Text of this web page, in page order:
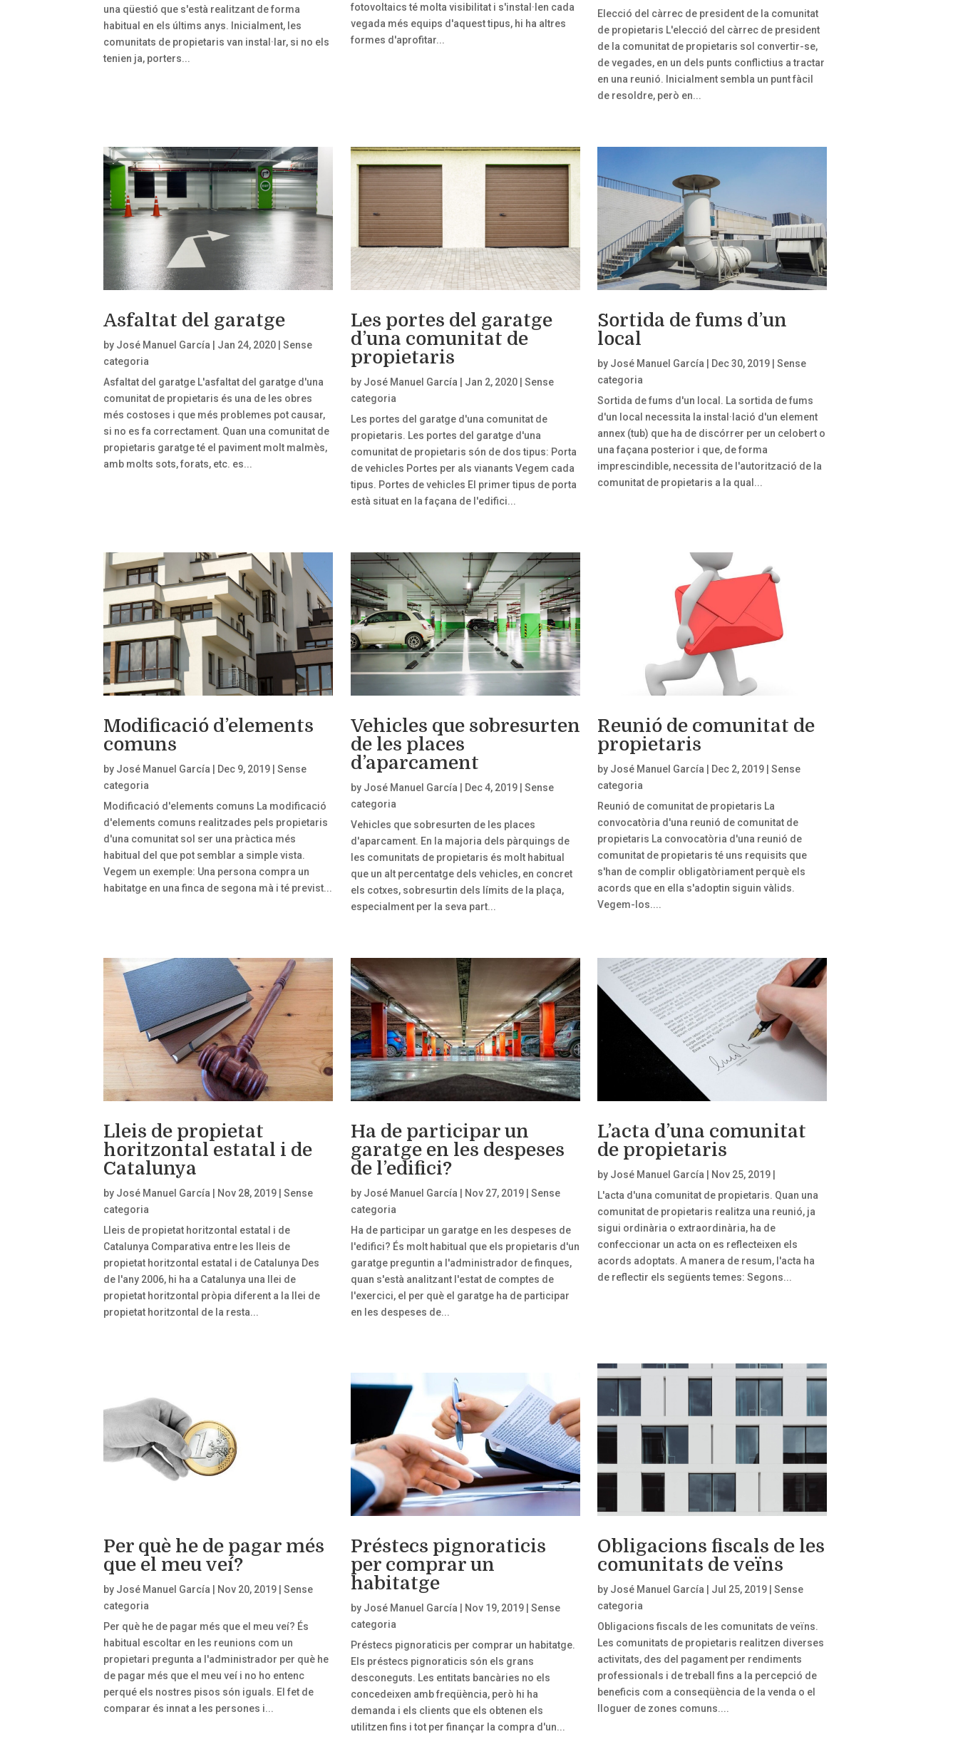
una qüestió que s'està realitzant de forma
habitual en els últims anys. Inicialment, les
comunitats de propietaris van instal·lar, si no els
tenien ja, porters...
fotovoltaics té molta visibilitat i s'instal·len cada
vegada més equips d'aquest tipus, hi ha altres
formes d'aprofitar...
Elecció del càrrec de president de la comunitat
de propietaris L'elecció del càrrec de president
de la comunitat de propietaris sol convertir-se,
de vegades, en un dels punts conflictius a tractar
en una reunió. Inicialment sembla un punt fàcil
de resoldre, però en...
Asfaltat del garatge
by José Manuel García Jan 24, 2020 |Sense
categoria
Asfaltat del garatge L'asfaltat del garatge d'una
comunitat de propietaris és una de les obres
més costoses i que més problemes pot causar,
si no es fa correctament. Quan una comunitat de
propietaris garatge té el paviment molt malmès,
amb molts sots, forats, etc. es...
Les portes del garatge
d’una comunitat de
propietaris
by José Manuel García Jan 2, 2020| Sense
categoria
Les portes del garatge d'una comunitat de
propietaris. Les portes del garatge d'una
comunitat de propietaris són de dos tipus: Porta
de vehicles Portes per als vianants Vegem cada
tipus. Portes de vehicles El primer tipus de porta
està situat en la façana de l'edifici...
Sortida de fums d’un
local
by José Manuel García Dec 30, 2019 |Sense
categoria
Sortida de fums d'un local. La sortida de fums
d'un local necessita la instal·lació d'un element
annex (tub) que ha de discórrer per un celobert o
una façana posterior i que, de forma
imprescindible, necessita de l'autorització de la
comunitat de propietaris a la qual...
Modificació d’elements
comuns
by José Manuel García Dec 9, 2019 |Sense
categoria
Modificació d'elements comuns La modificació
d'elements comuns realitzades pels propietaris
d'una comunitat sol ser una pràctica més
habitual del que pot semblar a simple vista.
Vegem un exemple: Una persona compra un
habitatge en una finca de segona mà i té previst...
Vehicles que sobresurten
de les places
d’aparcament
by José Manuel García Dec 4, 2019| Sense
categoria
Vehicles que sobresurten de les places
d'aparcament. En la majoria dels pàrquings de
les comunitats de propietaris és molt habitual
que un alt percentatge dels vehicles, en concret
els cotxes, sobresurtin dels límits de la plaça,
especialment per la seva part...
Reunió de comunitat de
propietaris
by José Manuel García Dec 2, 2019 |Sense
categoria
Reunió de comunitat de propietaris La
convocatòria d'una reunió de comunitat de
propietaris La convocatòria d'una reunió de
comunitat de propietaris té uns requisits que
s'han de complir obligatòriament perquè els
acords que en ella s'adoptin siguin vàlids.
Vegem-los....
Lleis de propietat
horitzontal estatal i de
Catalunya
by José Manuel García Nov 28, 2019 |Sense
categoria
Lleis de propietat horitzontal estatal i de
Catalunya Comparativa entre les lleis de
propietat horitzontal estatal i de Catalunya Des
de l'any 2006, hi ha a Catalunya una llei de
propietat horitzontal pròpia diferent a la llei de
propietat horitzontal de la resta...
Ha de participar un
garatge en les despeses
de l’edifici?
by José Manuel García Nov 27, 2019| Sense
categoria
Ha de participar un garatge en les despeses de
l'edifici? És molt habitual que els propietaris d'un
garatge preguntin a l'administrador de finques,
quan s'està analitzant l'estat de comptes de
l'exercici, el per què el garatge ha de participar
en les despeses de...
L’acta d’una comunitat
de propietaris
by José Manuel García Nov 25, 2019
L'acta d'una comunitat de propietaris. Quan una
comunitat de propietaris realitza una reunió, ja
sigui ordinària o extraordinària, ha de
confeccionar un acta on es reflecteixen els
acords adoptats. A manera de resum, l'acta ha
de reflectir els següents temes: Segons...
Per què he de pagar més
que el meu veí?
by José Manuel García Nov 20, 2019 |Sense
categoria
Per què he de pagar més que el meu veí? És
habitual escoltar en les reunions com un
propietari pregunta a l'administrador per què he
de pagar més que el meu veí i no ho entenc
perqué els nostres pisos són iguals. El fet de
comparar és innat a les persones i...
Préstecs pignoraticis
per comprar un
habitatge
by José Manuel García Nov 19, 2019| Sense
categoria
Préstecs pignoraticis per comprar un habitatge.
Els préstecs pignoraticis són els grans
desconeguts. Les entitats bancàries no els
concedeixen amb freqüència, però hi ha
demanda i els clients que els obtenen els
utilitzen fins i tot per finançar la compra d'un...
Obligacions fiscals de les
comunitats de veïns
by José Manuel García Jul 25, 2019 |Sense
categoria
Obligacions fiscals de les comunitats de veïns.
Les comunitats de propietaris realitzen diverses
activitats, des del pagament per rendiments
professionals i de treball fins a la percepció de
beneficis com a conseqüència de la venda o el
lloguer de zones comuns....